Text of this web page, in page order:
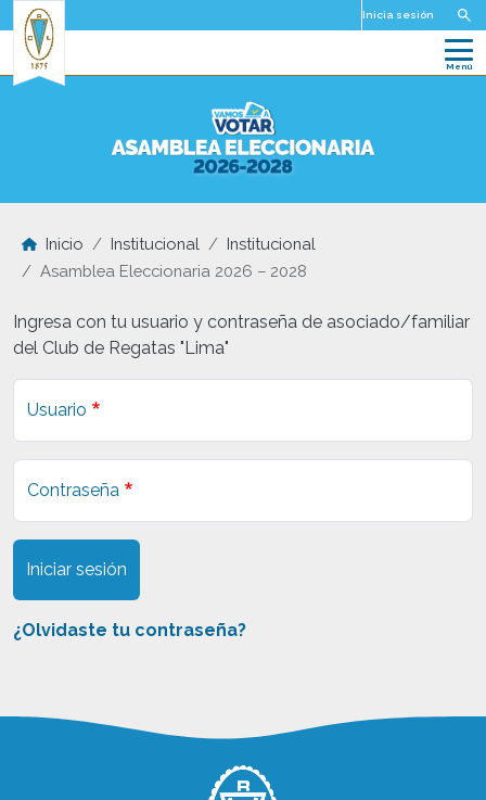
Pasar al contenido principal Inicia sesión
Inicio Institucional
Institucional
Asamblea Eleccionaria 2026 – 2028
Ingresa con tu usuario y contraseña de asociado/familiar
del Club de Regatas "Lima"
Usuario
Contraseña
Iniciar sesión
¿Olvidaste tu contraseña?